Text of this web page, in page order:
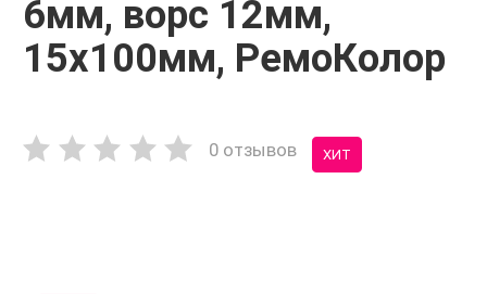
6мм, ворс 12мм,
15х100мм, РемоКолор
0 отзывов ХИТ